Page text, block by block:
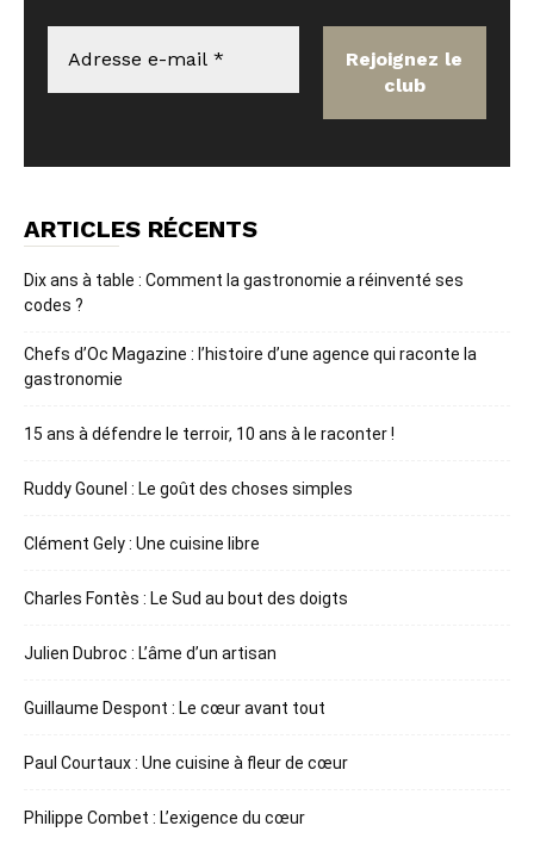
ARTICLES RÉCENTS
Dix ans à table : Comment la gastronomie a réinventé ses
codes ?
Chefs d’Oc Magazine : l’histoire d’une agence qui raconte la
gastronomie
15 ans à défendre le terroir, 10 ans à le raconter !
Ruddy Gounel : Le goût des choses simples
Clément Gely : Une cuisine libre
Charles Fontès : Le Sud au bout des doigts
Julien Dubroc : L’âme d’un artisan
Guillaume Despont : Le cœur avant tout
Paul Courtaux : Une cuisine à fleur de cœur
Philippe Combet : L’exigence du cœur